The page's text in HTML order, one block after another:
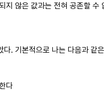
지 않은 값과는 전혀 공존할
. 기본적으로 나는 다음과 같
다